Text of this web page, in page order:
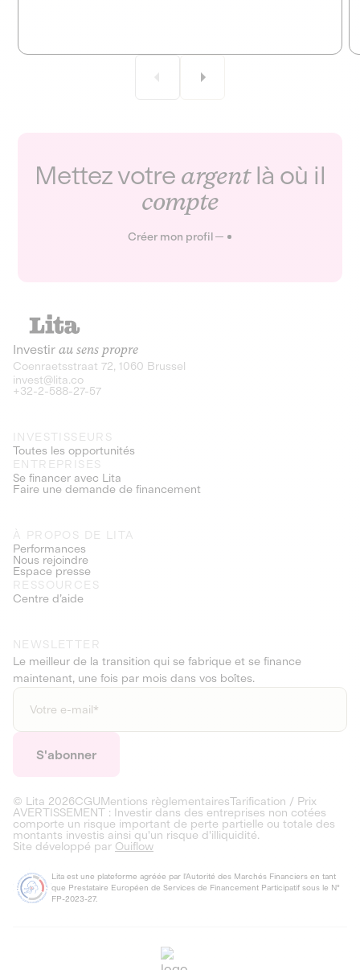
Mettez votre argentlà où il
compte
Créer mon profil
Investir au sens propre
Coenraetsstraat 72, 1060 Brussel
invest@lita.co
+32-2-588-27-57
INVESTISSEURS
Toutes les opportunités
ENTREPRISES
Se financer avec Lita
Faire une demande de financement
À PROPOS DE LITA
Performances
Nous rejoindre
Espace presse
RESSOURCES
Centre d’aide
NEWSLETTER
Le meilleur de la transition qui se fabrique et se finance
maintenant, une fois par mois dans vos boîtes.
© Lita 2026CGUMentions règlementairesTarification / Prix
AVERTISSEMENT : Investir dans des entreprises non cotées
comporte un risque important de perte partielle ou totale des
montants investis ainsi qu'un risque d'illiquidité.
Site développé par Ouiflow
Lita est une plateforme agréée par l'Autorité des Marchés Financiers en tant
que Prestataire Européen de Services de Financement Participatif sous le N°
FP-2023-27.